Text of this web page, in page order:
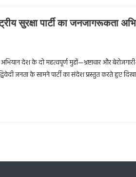
सुरक्षा पार्टी का
देश के दो महत्वपूर्ण मुद्दों—भ्रष्टाचार और
जनता के सामने पार्टी का संदेश प्रस्तुत करते हुए